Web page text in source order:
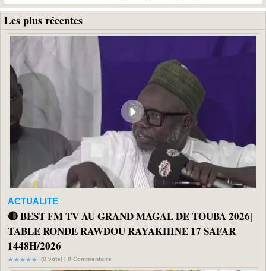
Les plus récentes
ACTUALITE
🔴 BEST FM TV AU GRAND MAGAL DE TOUBA 2026|
TABLE RONDE RAWDOU RAYAKHINE 17 SAFAR
1448H/2026
(0 vote) | 0 Commentaire